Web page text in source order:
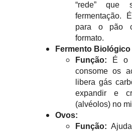
“rede”
fermentação.
para o pão
formato.
Fermento
Função: É o
consome os
libera gás
expandir e
(alvéolos) no
Ovos:
Função: